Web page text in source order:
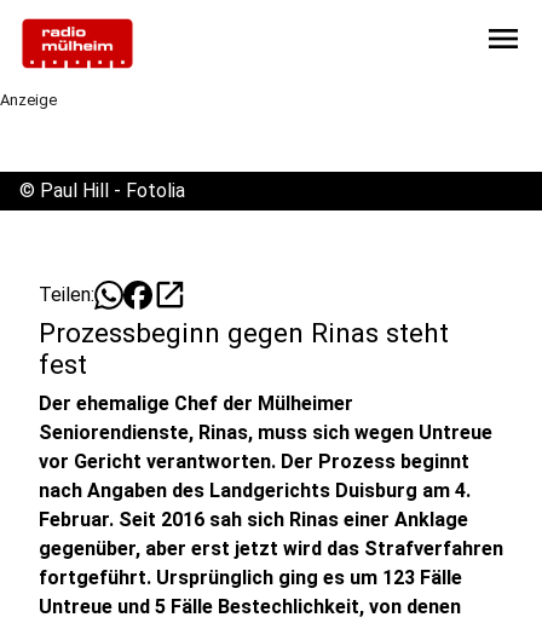
menu
Anzeige
© Paul Hill - Fotolia
Teilen: open_in_new
Prozessbeginn gegen Rinas steht
fest
Der ehemalige Chef der Mülheimer
Seniorendienste, Rinas, muss sich wegen Untreue
vor Gericht verantworten. Der Prozess beginnt
nach Angaben des Landgerichts Duisburg am 4.
Februar. Seit 2016 sah sich Rinas einer Anklage
gegenüber, aber erst jetzt wird das Strafverfahren
fortgeführt. Ursprünglich ging es um 123 Fälle
Untreue und 5 Fälle Bestechlichkeit, von denen